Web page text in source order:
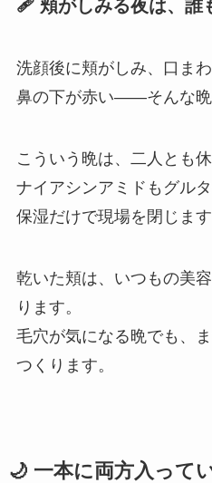
🩹 頬がしみる夜は、誰
洗顔後に頬がしみ、口まわ
鼻の下が赤い——そんな晩
こういう晩は、二人とも休
ナイアシンアミドもグル
保湿だけで現場を閉じます
乾いた頬は、いつもの美
ります。
毛穴が気になる晩でも、
つくります。
🌙 一本に両方入って